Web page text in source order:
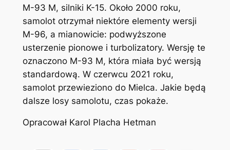
M-93 M, silniki K-15. Około 2000 roku,
samolot otrzymał niektóre elementy wersji
M-96, a mianowicie: podwyższone
usterzenie pionowe i turbolizatory. Wersję te
oznaczono M-93 M, która miała być wersją
standardową. W czerwcu 2021 roku,
samolot przewieziono do Mielca. Jakie będą
dalsze losy samolotu, czas pokaże.
Opracował Karol Placha Hetman